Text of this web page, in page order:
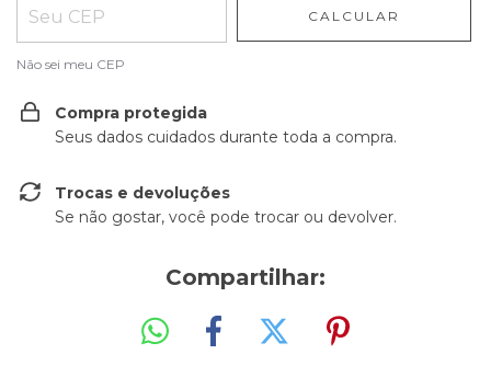
CALCULAR
Não sei meu CEP
Compra protegida
Seus dados cuidados durante toda a compra.
Trocas e devoluções
Se não gostar, você pode trocar ou devolver.
Compartilhar: